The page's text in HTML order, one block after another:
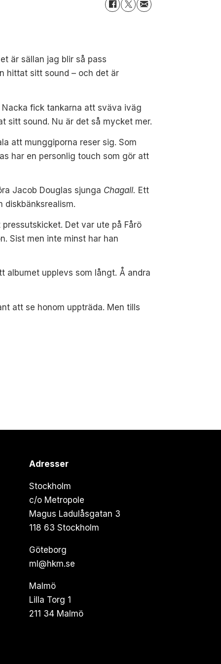
är sällan jag blir så pass
hittat sitt sound – och det är
fick tankarna att sväva iväg
sitt sound. Nu är det så mycket mer.
att munggiporna reser sig. Som
har en personlig touch som gör att
Jacob Douglas sjunga Chagall. Ett
diskbänksrealism.
Det var ute på Fårö
Sist men inte minst har han
albumet upplevs som långt. Å andra
att se honom uppträda. Men tills
Adresser
Stockholm
c/o Metropole
Magus Ladulåsgatan 3
118 63 Stockholm
Göteborg
ml@hkm.se
Malmö
Lilla Torg 1
211 34 Malmö